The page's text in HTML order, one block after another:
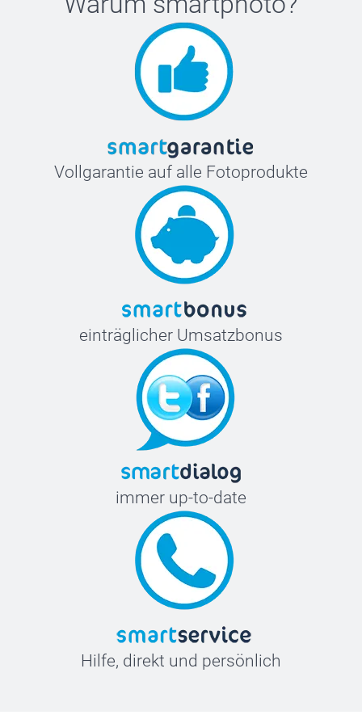
Vollgarantie auf alle Fotoprodukte
einträglicher Umsatzbonus
immer up-to-date
Hilfe, direkt und persönlich